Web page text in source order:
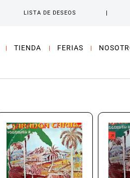
LISTA DE DESEOS
TIENDA FERIAS